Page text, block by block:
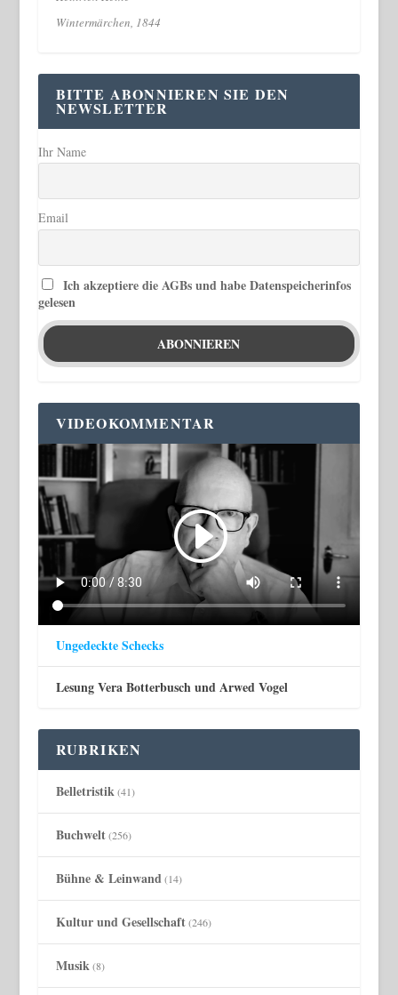
Wintermärchen, 1844
BITTE ABONNIEREN SIE DEN
NEWSLETTER
Ihr Name
Email
Ich akzeptiere die AGBs und habe Datenspeicherinfos
gelesen
VIDEOKOMMENTAR
Ungedeckte Schecks
Lesung Vera Botterbusch und Arwed Vogel
RUBRIKEN
Belletristik(41)
Buchwelt(256)
Bühne & Leinwand(14)
Kultur und Gesellschaft(246)
Musik(8)